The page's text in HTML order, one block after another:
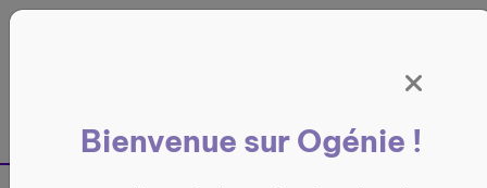
France entière
Bienvenue sur Ogénie !
Panneau de gestion des cookies